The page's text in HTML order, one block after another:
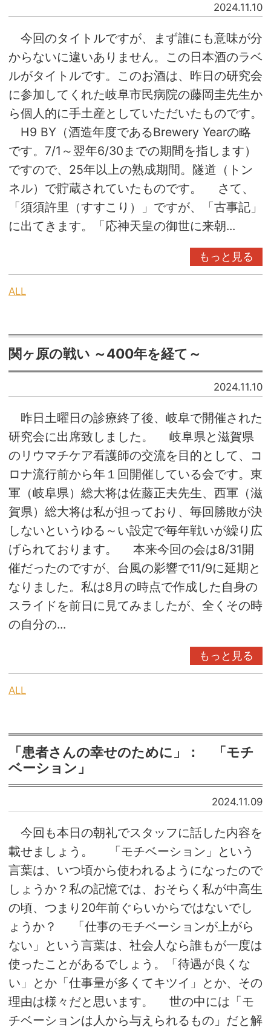
2024.11.10
今回のタイトルですが、まず誰にも意味が分
からないに違いありません。この日本酒のラベ
ルがタイトルです。このお酒は、昨日の研究会
に参加してくれた岐阜市民病院の藤岡圭先生か
ら個人的に手土産としていただいたものです。
H9 BY（酒造年度であるBrewery Yearの略
です。7/1～翌年6/30までの期間を指します）
ですので、25年以上の熟成期間。隧道（トン
ネル）で貯蔵されていたものです。 さて、
「須須許里（すすこり）」ですが、「古事記」
に出てきます。「応神天皇の御世に来朝...
もっと見る
ALL
関ヶ原の戦い ～400年を経て～
2024.11.10
昨日土曜日の診療終了後、岐阜で開催された
研究会に出席致しました。 岐阜県と滋賀県
のリウマチケア看護師の交流を目的として、コ
ロナ流行前から年１回開催している会です。東
軍（岐阜県）総大将は佐藤正夫先生、西軍（滋
賀県）総大将は私が担っており、毎回勝敗が決
しないというゆる～い設定で毎年戦いが繰り広
げられております。 本来今回の会は8/31開
催だったのですが、台風の影響で11/9に延期と
なりました。私は8月の時点で作成した自身の
スライドを前日に見てみましたが、全くその時
の自分の...
もっと見る
ALL
「患者さんの幸せのために」： 「モチ
ベーション」
2024.11.09
今回も本日の朝礼でスタッフに話した内容を
載せましょう。 「モチベーション」という
言葉は、いつ頃から使われるようになったので
しょうか？私の記憶では、おそらく私が中高生
の頃、つまり20年前ぐらいからではないでし
ょうか？ 「仕事のモチベーションが上がら
ない」という言葉は、社会人なら誰もが一度は
使ったことがあるでしょう。「待遇が良くな
い」とか「仕事量が多くてキツイ」とか、その
理由は様々だと思います。 世の中には「モ
チベーションは人から与えられるもの」だと解